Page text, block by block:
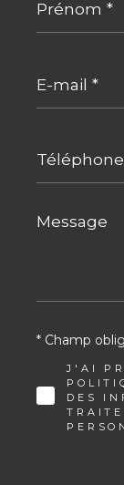
*
mail
*
*
Message
*
J'AI
DES
* Champ